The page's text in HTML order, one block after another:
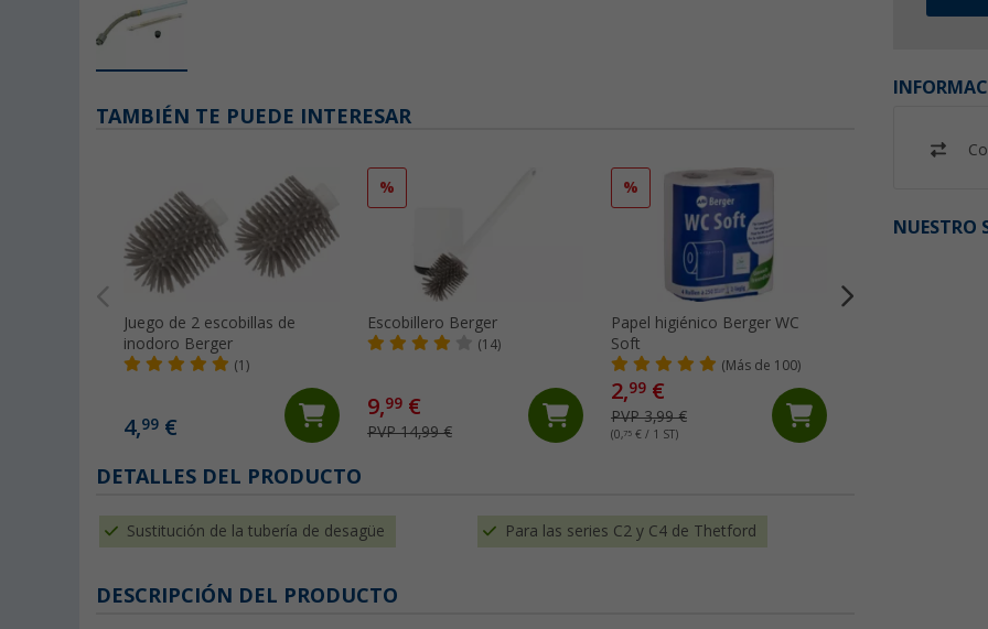
NUESTRO
TAMBIÉN TE PUEDE INTERESAR
Juego de 2 escobillas de
inodoro Berger
(1)
4,99 €
%
Escobillero Berger
(14)
9,99 €
PVP 14,99 €
%
Papel higiénico Berger WC
Soft
(Más de 100)
2,99 €
PVP 3,99 €
(0,75 € / 1 ST)
DETALLES DEL PRODUCTO
Sustitución de la tubería de desagüe Para las series C2 y C4 de Thetford
DESCRIPCIÓN DEL PRODUCTO